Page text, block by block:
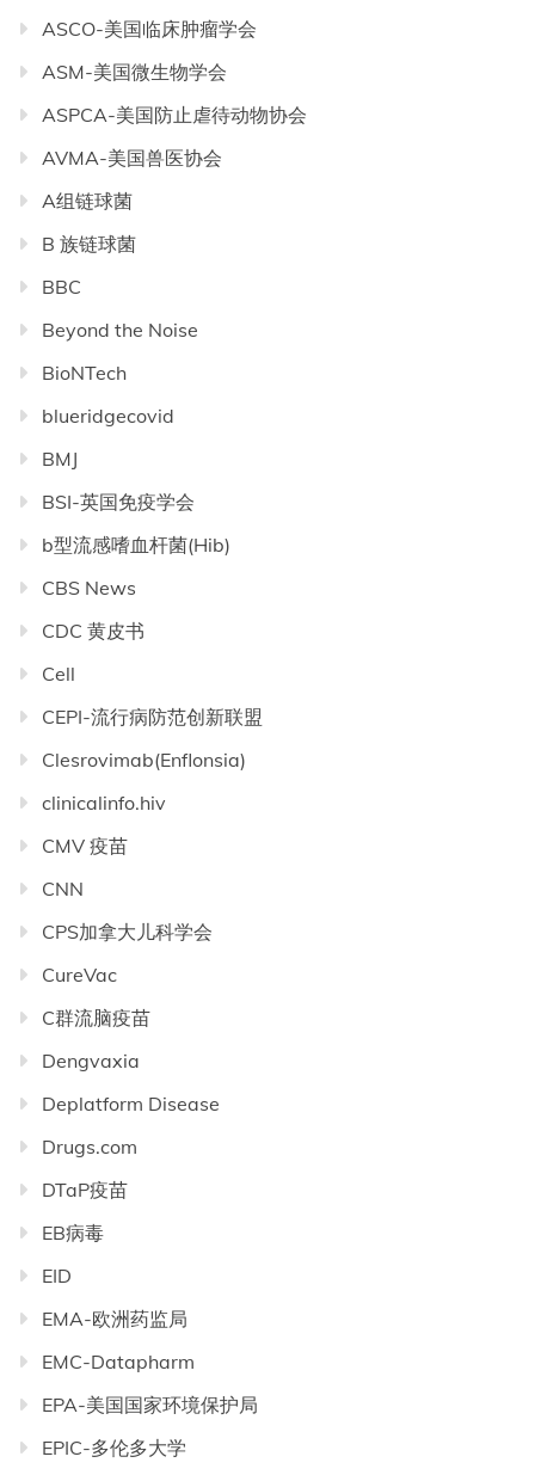
ASCO-美国临床肿瘤学会
ASM-美国微生物学会
ASPCA-美国防止虐待动物协会
AVMA-美国兽医协会
A组链球菌
B 族链球菌
BBC
Beyond the Noise
BioNTech
blueridgecovid
BMJ
BSI-英国免疫学会
b型流感嗜血杆菌(Hib)
CBS News
CDC 黄皮书
Cell
CEPI-流行病防范创新联盟
Clesrovimab(Enflonsia)
clinicalinfo.hiv
CMV 疫苗
CNN
CPS加拿大儿科学会
CureVac
C群流脑疫苗
Dengvaxia
Deplatform Disease
Drugs.com
DTaP疫苗
EB病毒
EID
EMA-欧洲药监局
EMC-Datapharm
EPA-美国国家环境保护局
EPIC-多伦多大学